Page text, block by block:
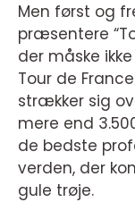
Men først og
præsentere
der måske
Tour de
strækker sig
mere end
de bedste
verden, der
gule trøje.